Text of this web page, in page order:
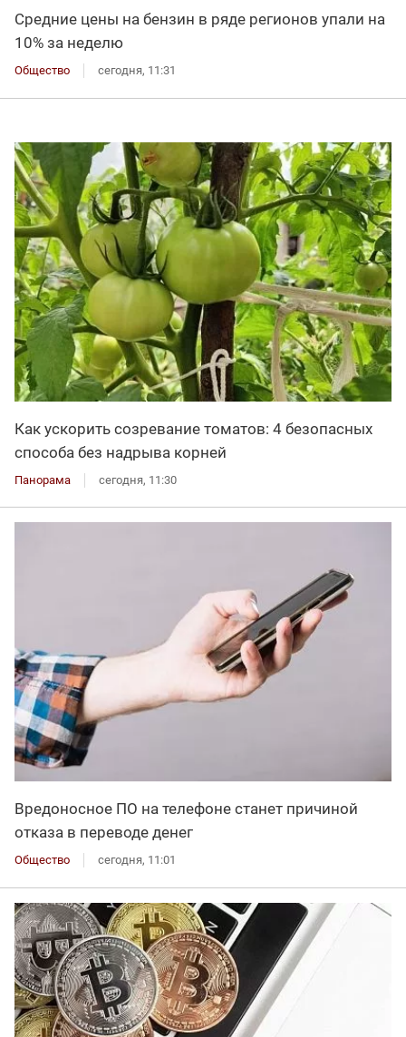
Средние цены на бензин в ряде регионов упали на
10% за неделю
Общество сегодня, 11:31
Как ускорить созревание томатов: 4 безопасных
способа без надрыва корней
Панорама сегодня, 11:30
Вредоносное ПО на телефоне станет причиной
отказа в переводе денег
Общество сегодня, 11:01